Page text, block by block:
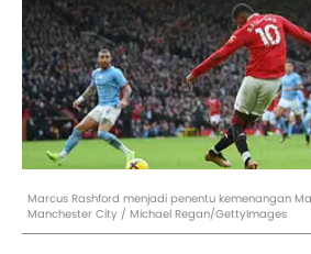
Marcus Rashford menjadi penentu kemenangan
Manchester City / Michael Regan/GettyImages